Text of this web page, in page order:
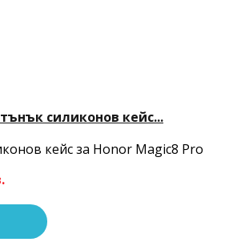
силиконов кейс...
кейс за Honor Magic8 Pro